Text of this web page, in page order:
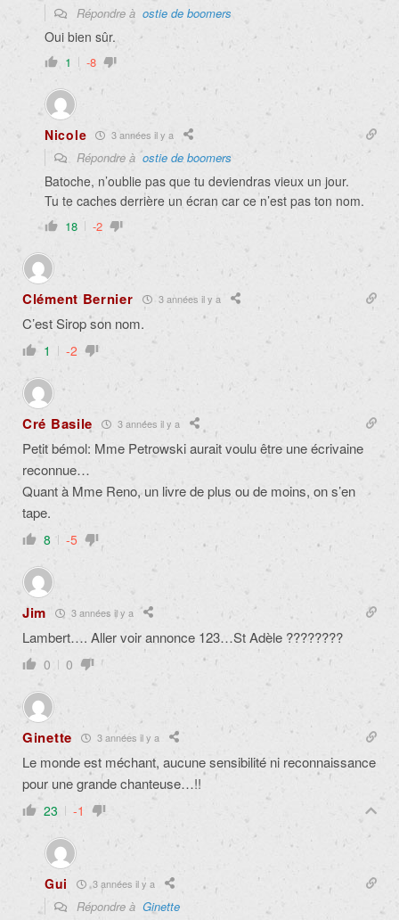
Répondre à ostie de boomers
Oui bien sûr.
1 -8
Nicole 3 années il y a
Répondre àostie de boomers
Batoche, n’oublie pas que tu deviendras vieux un jour.
Tu te caches derrière un écran car ce n’est pas ton nom.
18 -2
Clément Bernier 3 années il y a
C’est Sirop son nom.
1 -2
Cré Basile 3 années il y a
Petit bémol: Mme Petrowski aurait voulu être une écrivaine
reconnue…
Quant à Mme Reno, un livre de plus ou de moins, on s’en
tape.
8 -5
Jim 3 années il y a
Lambert…. Aller voir annonce 123…St Adèle ????????
0 0
Ginette 3 années il y a
Le monde est méchant, aucune sensibilité ni reconnaissance
pour une grande chanteuse…!!
23 -1
Gui 3 années il y a
Répondre à Ginette